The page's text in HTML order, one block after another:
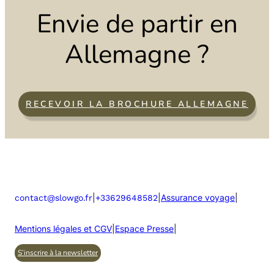
Envie de partir en
Allemagne ?
RECEVOIR LA BROCHURE ALLEMAGNE
contact@slowgo.fr +33629648582 Assurance voyage
Mentions légales et CGV Espace Presse
S’inscrire à la newsletter